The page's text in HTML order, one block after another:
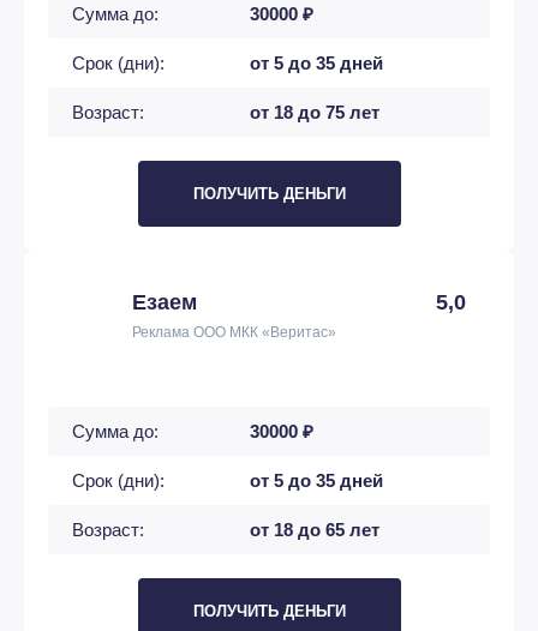
Сумма до: 30000 ₽
Срок (дни): от 5 до 35 дней
Возраст: от 18 до 75 лет
ПОЛУЧИТЬ ДЕНЬГИ
Езаем 5,0
Реклама ООО МКК «Веритас»
Сумма до: 30000 ₽
Срок (дни): от 5 до 35 дней
Возраст: от 18 до 65 лет
ПОЛУЧИТЬ ДЕНЬГИ